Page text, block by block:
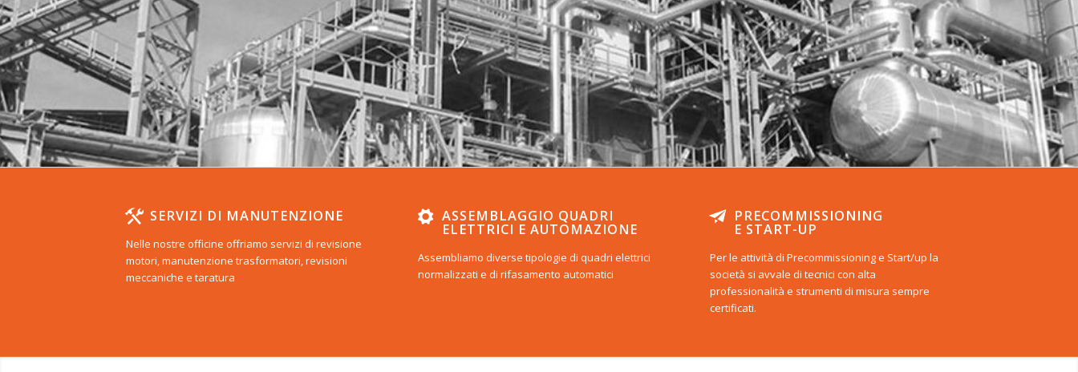
SERVIZI DI MANUTENZIONE
Nelle nostre officine offriamo servizi di revisione
motori, manutenzione trasformatori, revisioni
meccaniche e taratura
ASSEMBLAGGIO QUADRI
ELETTRICI E AUTOMAZIONE
Assembliamo diverse tipologie di quadri elettrici
normalizzati e di rifasamento automatici
PRECOMMISSIONING
E START-UP
Per le attività di Precommissioning e Start/up la
società si avvale di tecnici con alta
professionalità e strumenti di misura sempre
certificati.